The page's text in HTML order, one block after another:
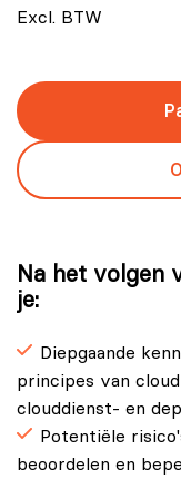
Excl. BTW
Na het volgen
je:
Diepgaande
principes van
clouddienst- en
Potentiële
beoordelen en